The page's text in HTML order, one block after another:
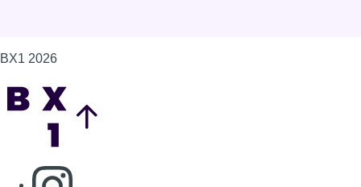
BX1 2026
Consulter page Instagram